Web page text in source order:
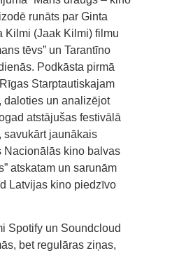
runāts par Ginta
Kilmi (Jaak Kilmi) filmu
tēvs” un Tarantīno
Podkāsta pirmā
Starptautiskajam
daloties un analizējot
atstājušas festivālā
savukārt jaunākais
Nacionālās kino balvas
atskatam un sarunām
Latvijas kino piedzīvo
Spotify un Soundcloud
bet regulāras ziņas,